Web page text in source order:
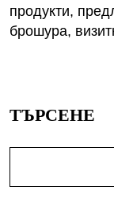
продукти,
брошура,
ТЪРСЕНЕ